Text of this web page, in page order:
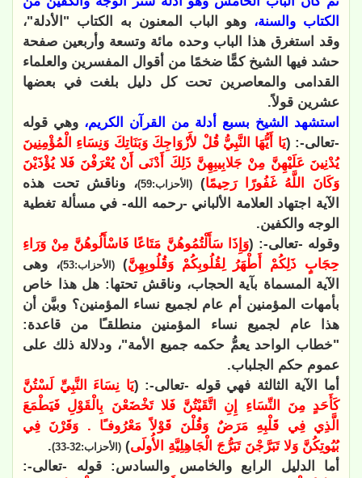
الكتاب والسنة، وهو الباب المعنون به الكتاب "الأدلة"،
وقد استغرق هذا الباب وحده مائة وتسعة وأربعين صفحة
حشد فيها الشيخ كمًّا ضخمًا من أقوال المفسرين والعلماء
القدامى والمعاصرين تحت كل دليل بلغت في بعضها
عشرين قولاً.
استشهد الشيخ بسبع أدلة من القرآن الكريم، وهي قوله
-تعالى-: (يَا أَيُّهَا النَّبِيُّ قُلْ لأَزْوَاجِكَ وَبَنَاتِكَ وَنِسَاءِ الْمُؤْمِنِينَ
يُدْنِينَ عَلَيْهِنَّ مِنْ جَلابِيبِهِنَّ ذَلِكَ أَدْنَى أَنْ يُعْرَفْنَ فَلا يُؤْذَيْنَ
وَكَانَ اللَّهُ غَفُورًا رَحِيمًا) (الأحزاب:59)
، وناقش تحت هذه
الآية اجتهاد العلامة الألباني -رحمه الله- في مسألة تغطية
الوجه والكفين.
وقوله -تعالى-: (وَإِذَا سَأَلْتُمُوهُنَّ مَتَاعًا فَاسْأَلُوهُنَّ مِنْ وَرَاءِ
حِجَابٍ ذَلِكُمْ أَطْهَرُ لِقُلُوبِكُمْ وَقُلُوبِهِنَّ)(الأحزاب:53)
، وهى
الآية المسماة بآية الحجاب، وناقش تحتها: هل هذا خاص
بأمهات المؤمنين أم عام لجميع نساء المؤمنين؟ وبيَّن أن
هذا عام لجميع نساء المؤمنين منطلقـًا من قاعدة:
"خطاب الواحد يعمُّ حكمه جميع الأمة"، ودلالة ذلك على
عموم حكم الجلباب.
أما الآية الثالثة فهي قوله -تعالى-: (يَا نِسَاءَ النَّبِيِّ لَسْتُنَّ
كَأَحَدٍ مِنَ النِّسَاءِ إِنِ اتَّقَيْتُنَّ فَلا تَخْضَعْنَ بِالْقَوْلِ فَيَطْمَعَ
الَّذِي فِي قَلْبِهِ مَرَضٌ وَقُلْنَ قَوْلاً مَعْرُوفـًا . وَقَرْنَ فِي
بُيُوتِكُنَّ وَلا تَبَرَّجْنَ تَبَرُّجَ الْجَاهِلِيَّةِ الأُولَى) (الأحزاب:32-33)
.
أما الدليل الرابع والخامس والسادس: قوله -تعالى-: